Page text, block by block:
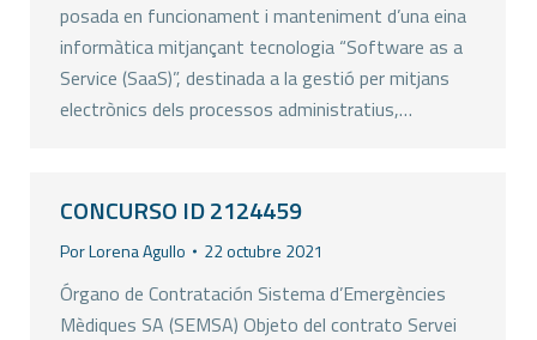
posada en funcionament i manteniment d’una eina
informàtica mitjançant tecnologia “Software as a
Service (SaaS)”, destinada a la gestió per mitjans
electrònics dels processos administratius,…
CONCURSO ID 2124459
PorLorena Agullo 22 octubre 2021
Órgano de Contratación Sistema d’Emergències
Mèdiques SA (SEMSA) Objeto del contrato Servei